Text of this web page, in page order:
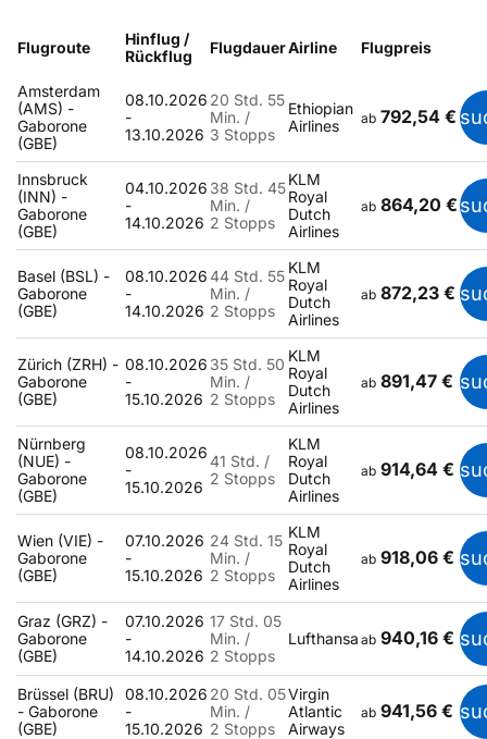
Flugroute
Hinflug /
Rückflug
FlugdauerAirline Flugpreis
Amsterdam
(AMS) -
Gaborone
(GBE)
08.10.2026
-
13.10.2026
20 Std. 55
Min. /
3 Stopps
Ethiopian
Airlines
ab 792,54 €
Innsbruck
(INN) -
Gaborone
(GBE)
04.10.2026
-
14.10.2026
38 Std. 45
Min. /
2 Stopps
KLM
Royal
Dutch
Airlines
ab 864,20 €
Basel (BSL) -
Gaborone
(GBE)
08.10.2026
-
14.10.2026
44 Std. 55
Min. /
2 Stopps
KLM
Royal
Dutch
Airlines
ab 872,23 €
Zürich (ZRH) -
Gaborone
(GBE)
08.10.2026
-
15.10.2026
35 Std. 50
Min. /
2 Stopps
KLM
Royal
Dutch
Airlines
ab 891,47 €
Nürnberg
(NUE) -
Gaborone
(GBE)
08.10.2026
-
15.10.2026
41 Std. /
2 Stopps
KLM
Royal
Dutch
Airlines
ab 914,64 €
Wien (VIE) -
Gaborone
(GBE)
07.10.2026
-
15.10.2026
24 Std. 15
Min. /
2 Stopps
KLM
Royal
Dutch
Airlines
ab 918,06 €
Graz (GRZ) -
Gaborone
(GBE)
07.10.2026
-
14.10.2026
17 Std. 05
Min. /
2 Stopps
Lufthansa ab 940,16 €
Brüssel (BRU)
- Gaborone
(GBE)
08.10.2026
-
15.10.2026
20 Std. 05
Min. /
2 Stopps
Virgin
Atlantic
Airways
ab 941,56 €